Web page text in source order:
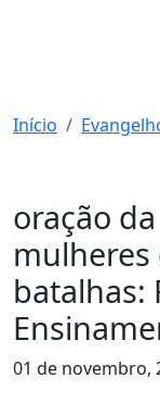
Início
oração
batalhas:
01 de novembro,